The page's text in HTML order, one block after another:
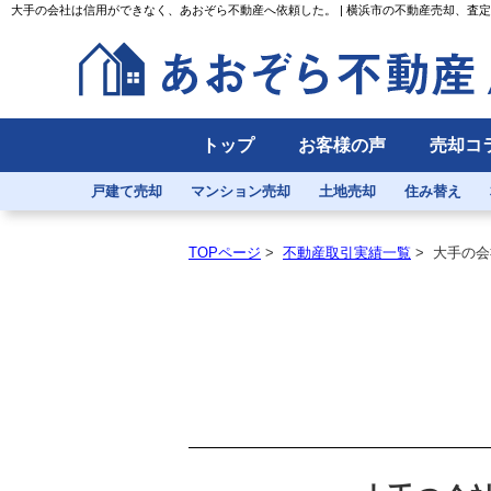
大手の会社は信用ができなく、あおぞら不動産へ依頼した。 | 横浜市の不動産売却、査
トップ お客様の声 売却コ
戸建て売却 マンション売却 土地売却 住み替え
TOPページ > 不動産取引実績一覧 > 大手の